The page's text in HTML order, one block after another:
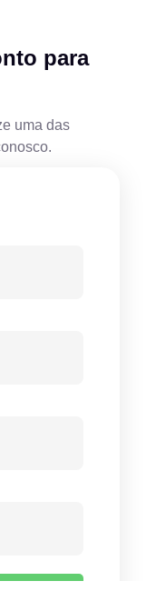
para
uma das